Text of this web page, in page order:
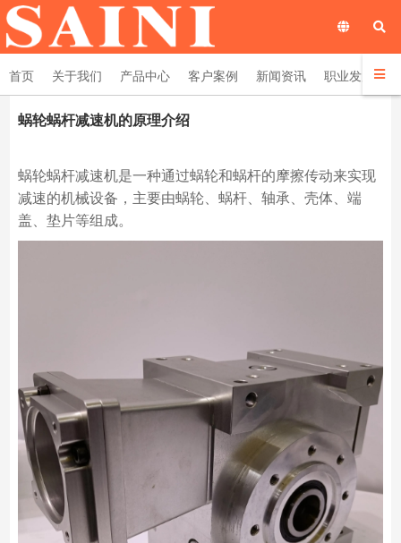
首页 关于我们 产品中心 客户案例 新闻资讯 职业发展
蜗轮蜗杆减速机的原理介绍
蜗轮蜗杆减速机是一种通过蜗轮和蜗杆的摩擦传动来实现
减速的机械设备，主要由蜗轮、蜗杆、轴承、壳体、端
盖、垫片等组成。